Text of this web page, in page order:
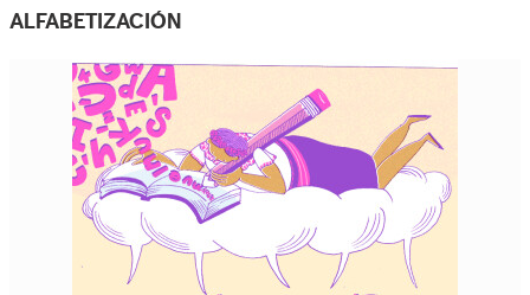
ALFABETIZACIÓN